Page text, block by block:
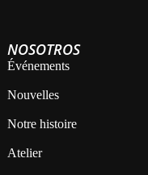
NOSOTROS
Événements
Nouvelles
Notre histoire
Atelier